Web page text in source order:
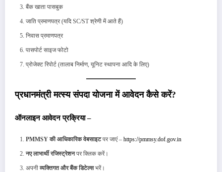
बैंक खाता पासबुक
जाति प्रमाणपत्र (यदि SC/ST श्रेणी में आते हैं)
निवास प्रमाणपत्र
पासपोर्ट साइज फोटो
प्रोजेक्ट रिपोर्ट (तालाब निर्माण, यूनिट स्थापना आदि के लिए)
प्रधानमंत्री मत्स्य संपदा योजना में आवेदन कैसे करें?
ऑनलाइन आवेदन प्रक्रिया –
PMMSY की आधिकारिक वेबसाइटपर जाएं – https://pmmsy.dof.gov.in
नए लाभार्थी रजिस्ट्रेशनपर क्लिक करें।
अपनी व्यक्तिगत और बैंक डिटेल्सभरें।